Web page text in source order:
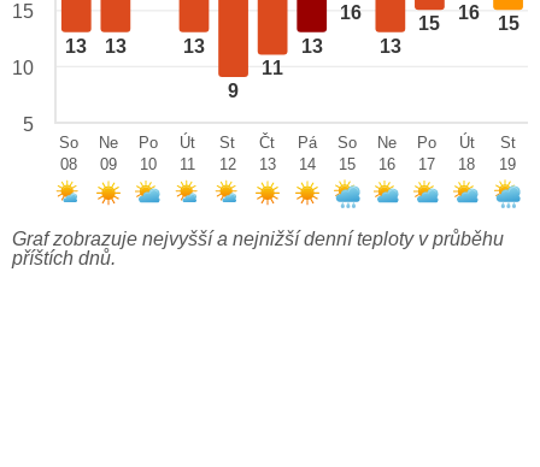
13 13 13
9
11
13
16
13
15
16
15
15
10
5
So
08
Ne
09
Po
10
Út
11
St
12
Čt
13
Pá
14
So
15
Ne
16
Po
17
Út
18
St
19
Graf zobrazuje nejvyšší a nejnižší denní teploty v průběhu
příštích dnů.